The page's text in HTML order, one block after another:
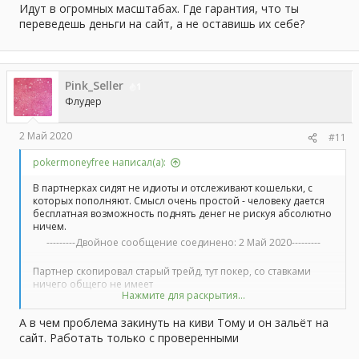
Идут в огромных масштабах. Где гарантия, что ты
переведешь деньги на сайт, а не оставишь их себе?
Pink_Seller
Флудер
2 Май 2020
#11
pokermoneyfree написал(а):
В партнерках сидят не идиоты и отслеживают кошельки, с
которых пополняют. Смысл очень простой - человеку дается
бесплатная возможность поднять денег не рискуя абсолютно
ничем.
---------Двойное сообщение соединено: 2 Май 2020---------
Партнер скопировал старый трейд, тут покер, со ставками
ничего общего не имеет
---------Двойное сообщение соединено:2 Май 2020
Идут в огромных масштабах. Где гарантия, что ты переведешь
деньги на сайт, а не оставишь их себе?
Нажмите для раскрытия...
А в чем проблема закинуть на киви Тому и он зальёт на
сайт. Работать только с проверенными